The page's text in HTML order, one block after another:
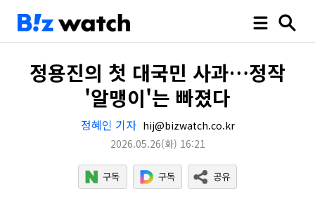
정용진의 첫 대국민 사과…정작
'알맹이'는 빠졌다
정혜인 기자 hij@bizwatch.co.kr
2026.05.26(화) 16:21